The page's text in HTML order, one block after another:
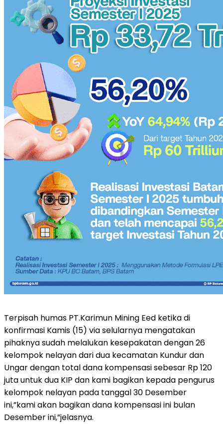
Terpisah humas PT.Karimun Mining Eed ketika di
konfirmasi Kamis (15) via selularnya mengatakan
pihaknya sudah melalukan kesepakatan dengan 26
kelompok nelayan dari dua kecamatan Kundur dan
Ungar dengan total dana kompensasi sebesar Rp 120
juta untuk dua KIP dan kami bagikan kepada pengurus
kelompok nelayan pada tanggal 30 Desember
ini,”kami akan bagikan dana kompensasi ini bulan
Desember ini,”jelasnya.